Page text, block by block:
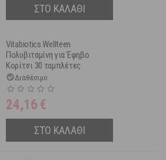
ΣΤΟ ΚΑΛΑΘΙ
Vitabiotics Wellteen
Πολυβιταμίνη για Έφηβο
Κορίτσι 30 ταμπλέτες
Διαθέσιμο
24,16 €
ΣΤΟ ΚΑΛΑΘΙ